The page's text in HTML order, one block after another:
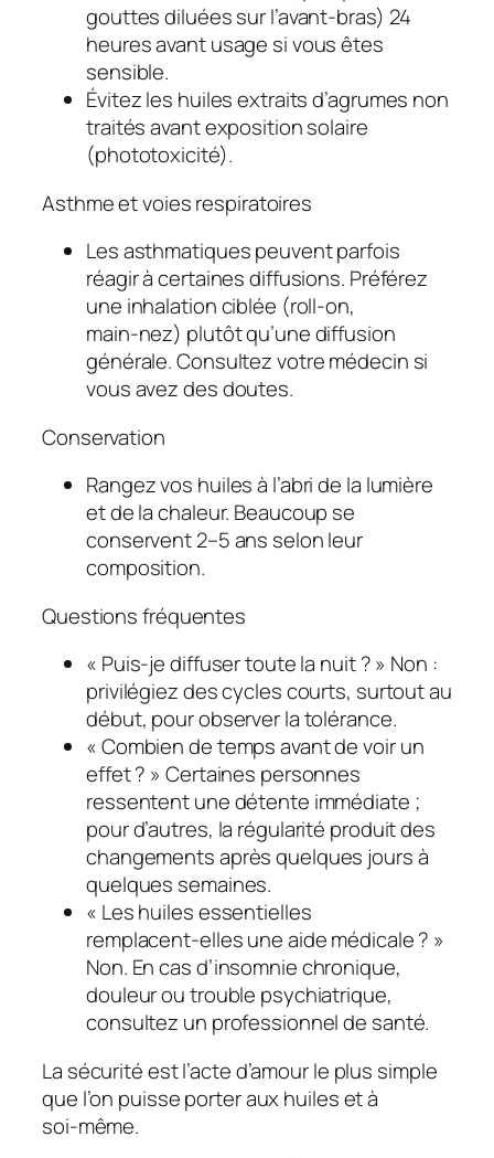
gouttes diluées sur l’avant‑bras) 24
heures avant usage si vous êtes
sensible.
Évitez les huiles extraits d’agrumes non
traités avant exposition solaire
(phototoxicité).
Asthme et voies respiratoires
Les asthmatiques peuvent parfois
réagir à certaines diffusions. Préférez
une inhalation ciblée (roll‑on,
main‑nez) plutôt qu’une diffusion
générale. Consultez votre médecin si
vous avez des doutes.
Conservation
Rangez vos huiles à l’abri de la lumière
et de la chaleur. Beaucoup se
conservent 2–5 ans selon leur
composition.
Questions fréquentes
« Puis‑je diffuser toute la nuit ? » Non :
privilégiez des cycles courts, surtout au
début, pour observer la tolérance.
« Combien de temps avant de voir un
effet ? » Certaines personnes
ressentent une détente immédiate ;
pour d’autres, la régularité produit des
changements après quelques jours à
quelques semaines.
« Les huiles essentielles
remplacent‑elles une aide médicale ? »
Non. En cas d’insomnie chronique,
douleur ou trouble psychiatrique,
consultez un professionnel de santé.
La sécurité est l’acte d’amour le plus simple
que l’on puisse porter aux huiles et à
soi‑même.